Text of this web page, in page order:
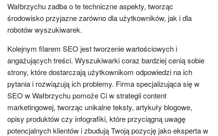
Wałbrzychu zadba o te techniczne aspekty, tworząc
środowisko przyjazne zarówno dla użytkowników, jak i dla
robotów wyszukiwarek.
Kolejnym filarem SEO jest tworzenie wartościowych i
angażujących treści. Wyszukiwarki coraz bardziej cenią sobie
strony, które dostarczają użytkownikom odpowiedzi na ich
pytania i rozwiązują ich problemy. Firma specjalizująca się w
SEO w Wałbrzychu pomoże Ci w strategii content
marketingowej, tworząc unikalne teksty, artykuły blogowe,
opisy produktów czy infografiki, które przyciągną uwagę
potencjalnych klientów i zbudują Twoją pozycję jako eksperta w